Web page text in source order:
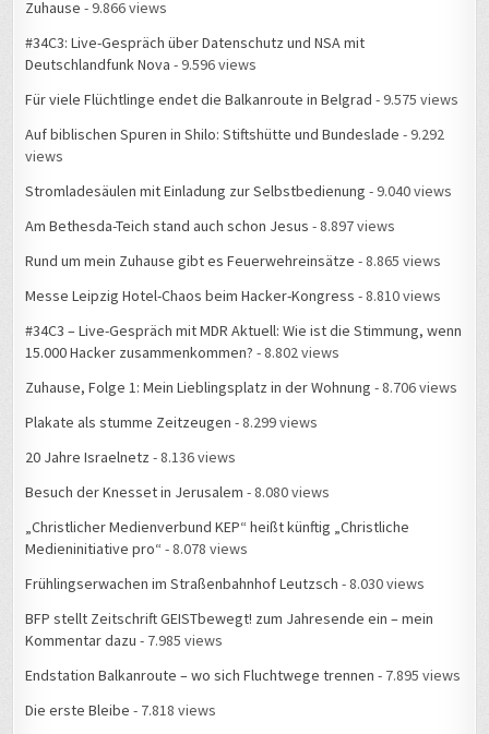
Zuhause - 9.866 views
#34C3: Live-Gespräch über Datenschutz und NSA mit
Deutschlandfunk Nova - 9.596 views
Für viele Flüchtlinge endet die Balkanroute in Belgrad - 9.575 views
Auf biblischen Spuren in Shilo: Stiftshütte und Bundeslade - 9.292
views
Stromladesäulen mit Einladung zur Selbstbedienung - 9.040 views
Am Bethesda-Teich stand auch schon Jesus - 8.897 views
Rund um mein Zuhause gibt es Feuerwehreinsätze - 8.865 views
Messe Leipzig Hotel-Chaos beim Hacker-Kongress - 8.810 views
#34C3 – Live-Gespräch mit MDR Aktuell: Wie ist die Stimmung, wenn
15.000 Hacker zusammenkommen? - 8.802 views
Zuhause, Folge 1: Mein Lieblingsplatz in der Wohnung - 8.706 views
Plakate als stumme Zeitzeugen - 8.299 views
20 Jahre Israelnetz - 8.136 views
Besuch der Knesset in Jerusalem - 8.080 views
„Christlicher Medienverbund KEP“ heißt künftig „Christliche
Medieninitiative pro“ - 8.078 views
Frühlingserwachen im Straßenbahnhof Leutzsch - 8.030 views
BFP stellt Zeitschrift GEISTbewegt! zum Jahresende ein – mein
Kommentar dazu - 7.985 views
Endstation Balkanroute – wo sich Fluchtwege trennen - 7.895 views
Die erste Bleibe - 7.818 views